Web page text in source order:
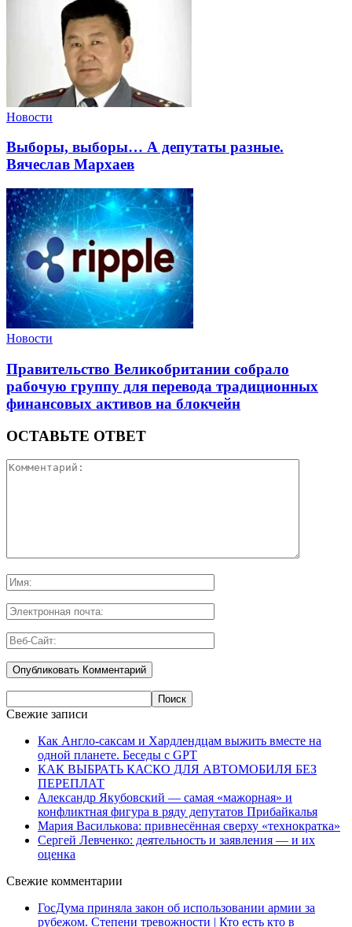
Новости
Выборы, выборы… А депутаты разные.
Вячеслав Мархаев
Новости
Правительство Великобритании собрало
рабочую группу для перевода традиционных
финансовых активов на блокчейн
ОСТАВЬТЕ ОТВЕТ
Свежие записи
Как Англо-саксам и Хардлендцам выжить вместе на
одной планете. Беседы с GPT
КАК ВЫБРАТЬ КАСКО ДЛЯ АВТОМОБИЛЯ БЕЗ
ПЕРЕПЛАТ
Александр Якубовский — самая «мажорная» и
конфликтная фигура в ряду депутатов Прибайкалья
Мария Василькова: привнесённая сверху «технократка»
Сергей Левченко: деятельность и заявления — и их
оценка
Свежие комментарии
ГосДума приняла закон об использовании армии за
рубежом. Степени тревожности | Кто есть кто в